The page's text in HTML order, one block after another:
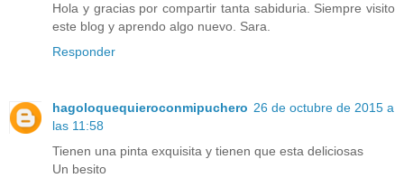
Hola y gracias por compartir tanta sabiduria. Siempre visito
este blog y aprendo algo nuevo. Sara.
Responder
hagoloquequieroconmipuchero 26 de octubre de 2015 a
las 11:58
Tienen una pinta exquisita y tienen que esta deliciosas
Un besito